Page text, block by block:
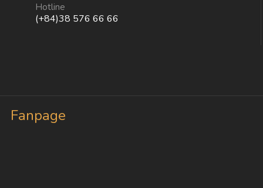
Hotline
(+84)38 576 66 66
Fanpage